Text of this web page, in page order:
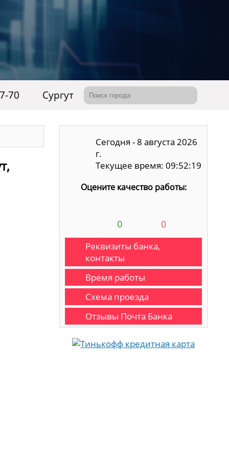
70 Сургут
Сегодня - 8 августа 2026
г.
Текущее время: 09:52:20
Оцените качество работы:
0 0
Реквизиты банка,
контакты
Время работы
Схема проезда
Отзывы Почта Банка